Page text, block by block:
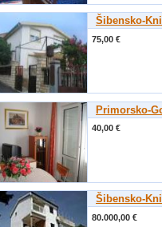
Šibensko-
75,00 €
Primorsko-
40,00 €
Šibensko-
80.000,00 €